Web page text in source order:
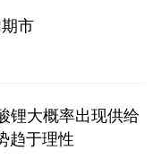
市
锂大概率出现供给
趋于理性